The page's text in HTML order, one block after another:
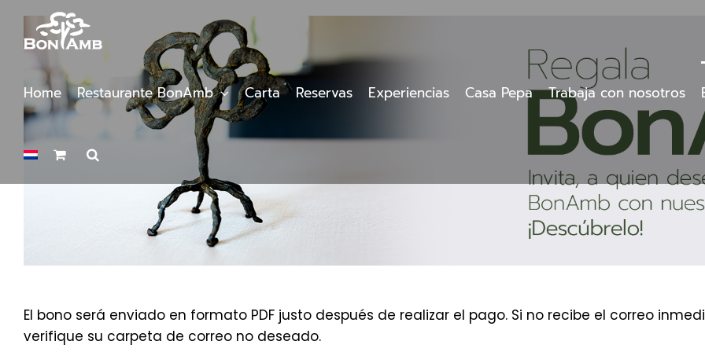
contenido
Home Restaurante BonAmb Carta Reservas Experiencias Casa Pepa Trabaja con nosotros
El bono será enviado en formato PDF justo después de realizar el pago. Si no recibe el correo
verifique su carpeta de correo no deseado.